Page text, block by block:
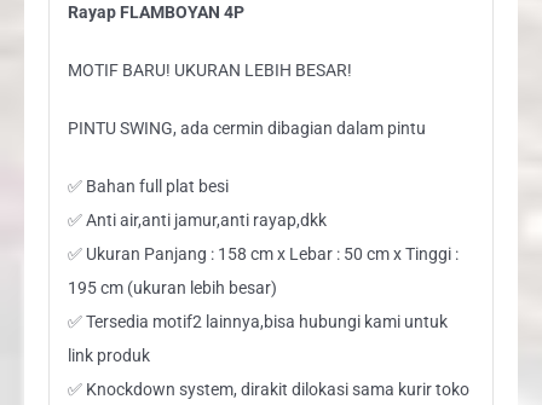
Rayap FLAMBOYAN 4P
MOTIF BARU! UKURAN LEBIH BESAR!
PINTU SWING, ada cermin dibagian dalam pintu
✅ Bahan full plat besi
✅ Anti air,anti jamur,anti rayap,dkk
✅ Ukuran Panjang : 158 cm x Lebar : 50 cm x Tinggi :
195 cm (ukuran lebih besar)
✅ Tersedia motif2 lainnya,bisa hubungi kami untuk
link produk
✅ Knockdown system, dirakit dilokasi sama kurir toko